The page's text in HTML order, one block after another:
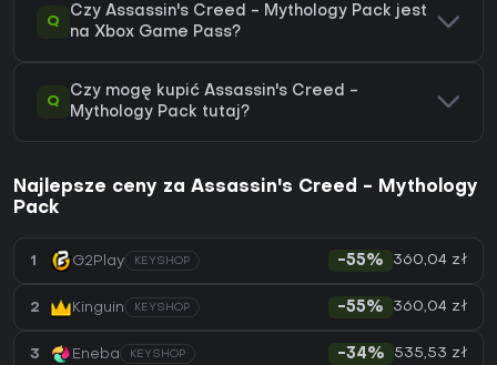
Q
Czy Assassin's Creed - Mythology Pack jest
na Xbox Game Pass?
Q
Czy mogę kupić Assassin's Creed -
Mythology Pack tutaj?
Najlepsze ceny za Assassin's Creed - Mythology
Pack
1 G2Play KEYSHOP -55% 360,04 zł
2 Kinguin KEYSHOP -55% 360,04 zł
3 Eneba KEYSHOP -34% 535,53 zł